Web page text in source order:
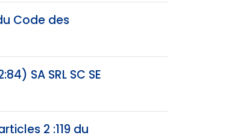
Code des
SA SRL SC SE
2 :119 du